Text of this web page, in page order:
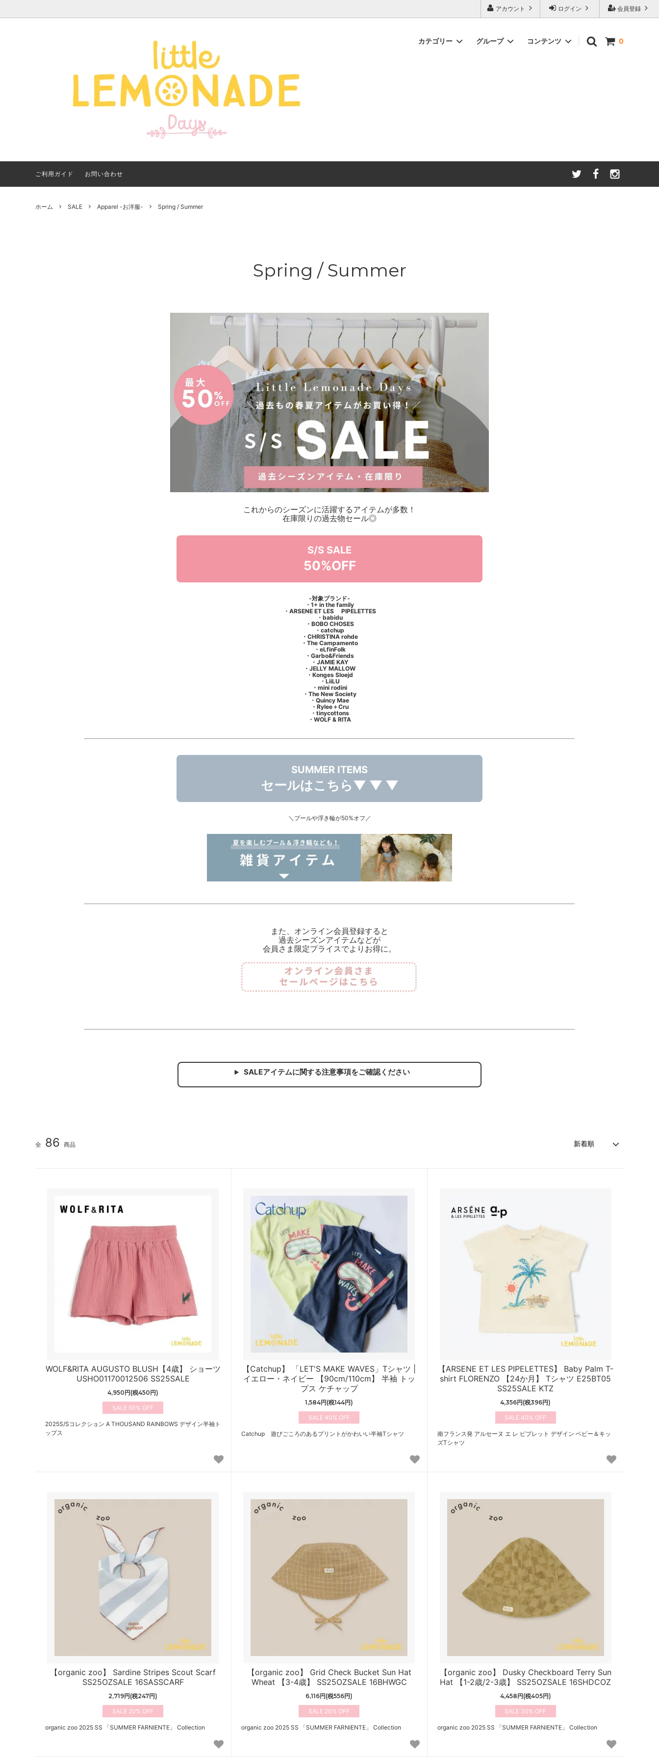
会員登録
ログイン
アカウント
0
カテゴリー
Apparel -アパレル- Goods - 雑貨 -
グループ
サイズで探す Brands
コンテンツ
【夏アイテム特集】 2026
年最新！子ども用水着・浮
き輪 アイテム
【出産ギフト特集】 出産祝
いにおすすめのアイテムを
ご紹介
ご利用ガイド お問い合わせ
ホーム SALE Apparel -お洋服- Spring / Summer
Spring / Summer
これからのシーズンに活躍するアイテムが多数！
在庫限りの過去物セール◎
S/S SALE
50%OFF
-対象ブランド-
・1+ in the family
・ARSENE ET LES PIPELETTES
・babidu
・BOBO CHOSES
・catchup
・CHRISTINA rohde
・The Campamento
・eLfinFolk
・Garbo&Friends
・JAMIE KAY
・JELLY MALLOW
・Konges Sloejd
・LiiLU
・mini rodini
・The New Society
・Quincy Mae
・Rylee＋Cru
・tinycottons
・WOLF & RITA
SUMMER ITEMS
セールはこちら▼ ▼ ▼
＼プールや浮き輪が50%オフ／
また、オンライン会員登録すると
過去シーズンアイテムなどが
会員さま限定プライスでよりお得に。
SALEアイテムに関する注意事項をご確認ください
全 86 商品
WOLF&RITA AUGUSTO BLUSH【4歳】 ショーツ
USHO01170012506 SS25SALE
4,950円(税450円)
50%
2025S/Sコレクション A THOUSAND RAINBOWS デザイン半袖ト
ップス
【Catchup】 「LET'S MAKE WAVES」Tシャツ |
イエロー・ネイビー 【90cm/110cm】 半袖 トッ
プス ケチャップ
1,584円(税144円)
40%
Catchup 遊びごころのあるプリントがかわいい半袖Tシャツ
【ARSENE ET LES PIPELETTES】 Baby Palm T-
shirt FLORENZO 【24か月】 Tシャツ E25BT05
SS25SALE KTZ
4,356円(税396円)
40%
南フランス発 アルセーヌ エ レ ピプレット デザイン ベビー＆キッ
ズTシャツ
【organic zoo】 Sardine Stripes Scout Scarf
SS25OZSALE 16SASSCARF
2,719円(税247円)
20%
organic zoo 2025 SS 「SUMMER FARNIENTE」 Collection
【organic zoo】 Grid Check Bucket Sun Hat
Wheat 【3-4歳】 SS25OZSALE 16BHWGC
6,116円(税556円)
20%
organic zoo 2025 SS 「SUMMER FARNIENTE」 Collection
【organic zoo】 Dusky Checkboard Terry Sun
Hat 【1-2歳/2-3歳】 SS25OZSALE 16SHDCOZ
4,458円(税405円)
30%
organic zoo 2025 SS 「SUMMER FARNIENTE」 Collection